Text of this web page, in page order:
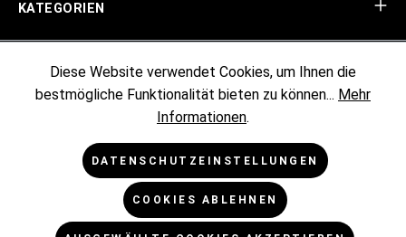
KATEGORIEN
KUNDENINFORMATIONEN
RECHTLICHES
Diese Website verwendet Cookies, um Ihnen die
bestmögliche Funktionalität bieten zu können... Mehr
Informationen.
DATENSCHUTZEINSTELLUNGEN
COOKIES ABLEHNEN